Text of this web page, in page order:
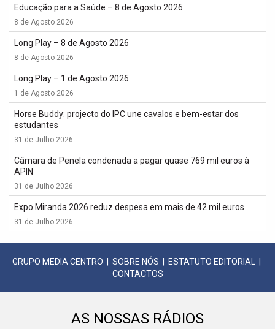
Educação para a Saúde – 8 de Agosto 2026
8 de Agosto 2026
Long Play – 8 de Agosto 2026
8 de Agosto 2026
Long Play – 1 de Agosto 2026
1 de Agosto 2026
Horse Buddy: projecto do IPC une cavalos e bem-estar dos
estudantes
31 de Julho 2026
Câmara de Penela condenada a pagar quase 769 mil euros à
APIN
31 de Julho 2026
Expo Miranda 2026 reduz despesa em mais de 42 mil euros
31 de Julho 2026
GRUPO MEDIA CENTRO SOBRE NÓS ESTATUTO EDITORIAL
CONTACTOS
AS NOSSAS RÁDIOS